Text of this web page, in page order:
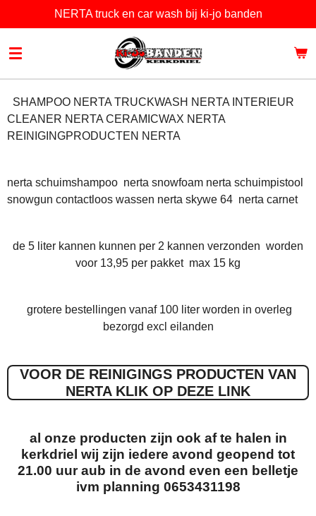
direct
naar
hoofdinhoud
NERTA truck en car wash bij ki-jo banden
SHAMPOO NERTA TRUCKWASH NERTA INTERIEUR
CLEANER NERTA CERAMICWAX NERTA
REINIGINGPRODUCTEN NERTA
nerta schuimshampoo nerta snowfoam nerta schuimpistool
snowgun contactloos wassen nerta skywe 64 nerta carnet
de 5 liter kannen kunnen per 2 kannen verzonden worden
voor 13,95 per pakket max 15 kg
grotere bestellingen vanaf 100 liter worden in overleg
bezorgd excl eilanden
VOOR DE REINIGINGS PRODUCTEN VAN
NERTA KLIK OP DEZE LINK
al onze producten zijn ook af te halen in
kerkdriel wij zijn iedere avond geopend tot
21.00 uur aub in de avond even een belletje
ivm planning 0653431198